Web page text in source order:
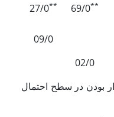
**
27/0 **
69/0
09/0
02/0
بودن در سطح احتمال